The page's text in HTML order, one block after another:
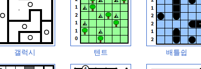
갤럭시 텐트 배틀쉽